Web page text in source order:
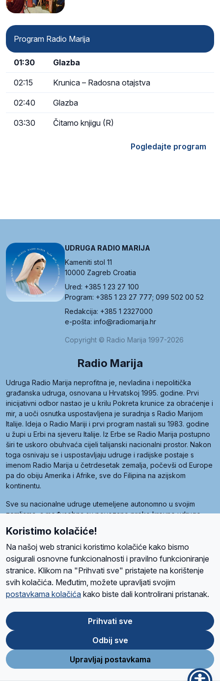
Program Radio Marija
01:30 Glazba
02:15 Krunica – Radosna otajstva
02:40 Glazba
03:30 Čitamo knjigu (R)
Pogledajte program
UDRUGA RADIO MARIJA
Kameniti stol 11
10000 Zagreb Croatia
Ured: +385 1 23 27 100
Program: +385 1 23 27 777; 099 502 00 52
Redakcija: +385 1 2327000
e-pošta: info@radiomarija.hr
Copyright © Radio Marija 1997-2026
Radio Marija
Udruga Radio Marija neprofitna je, nevladina i nepolitička
građanska udruga, osnovana u Hrvatskoj 1995. godine. Prvi
inicijativni odbor nastao je u krilu Pokreta krunice za obraćenje i
mir, a uoči osnutka uspostavljena je suradnja s Radio Marijom
Italije. Ideja o Radio Mariji i prvi program nastali su 1983. godine
u župi u Erbi na sjeveru Italije. Iz Erbe se Radio Marija postupno
širi te uskoro obuhvaća cijeli talijanski nacionalni prostor. Nakon
toga osnivaju se i uspostavljaju udruge i radijske postaje s
imenom Radio Marija u četrdesetak zemalja, počevši od Europe
pa do obiju Amerika i Afrike, sve do Filipina na azijskom
kontinentu.
Sve su nacionalne udruge utemeljene autonomno u svojim
zemljama, a međusobna su povezane preko krovne udruge
Radio Maria). Svjetsku obitelj utemeljilo je sedam članica, među
kojima je i hrvatska Udruga Radio Marija.
O namaRadio ProgramVolonteriPrijateljiKontaktPravila privatnosti
Ova stranica je zaštićena Google reCAPTCHA sustavom
Store
Google
Play
Koristimo kolačiće!
Na našoj web stranici koristimo kolačiće kako bismo
osigurali osnovne funkcionalnosti i pravilno funkcioniranje
stranice. Klikom na "Prihvati sve" pristajete na korištenje
svih kolačića. Međutim, možete upravljati svojim
postavkama kolačića kako biste dali kontrolirani pristanak.
Prihvati sve
Odbij sve
Upravljaj postavkama